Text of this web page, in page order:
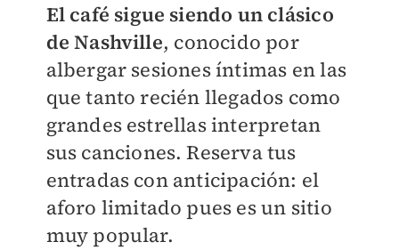
El café sigue siendo un clásico
de Nashville, conocido por
albergar sesiones íntimas en las
que tanto recién llegados como
grandes estrellas interpretan
sus canciones. Reserva tus
entradas con anticipación: el
aforo limitado pues es un sitio
muy popular.